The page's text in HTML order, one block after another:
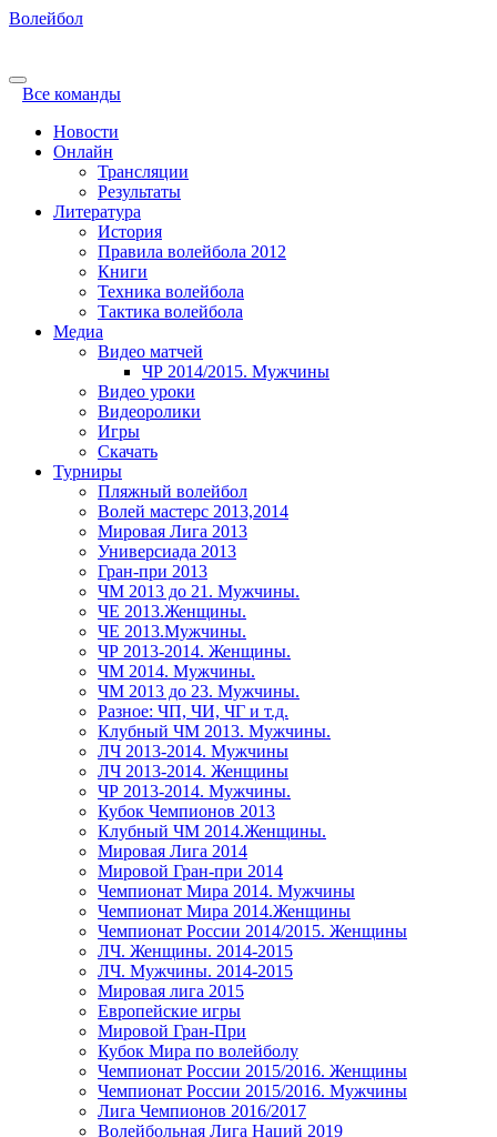
Волейбол
Все команды
Новости
Онлайн
Трансляции
Результаты
Литература
История
Правила волейбола 2012
Книги
Техника волейбола
Тактика волейбола
Медиа
Видео матчей
ЧР 2014/2015. Мужчины
Видео уроки
Видеоролики
Игры
Скачать
Турниры
Пляжный волейбол
Волей мастерс 2013,2014
Мировая Лига 2013
Универсиада 2013
Гран-при 2013
ЧМ 2013 до 21. Мужчины.
ЧЕ 2013.Женщины.
ЧЕ 2013.Мужчины.
ЧР 2013-2014. Женщины.
ЧМ 2014. Мужчины.
ЧМ 2013 до 23. Мужчины.
Разное: ЧП, ЧИ, ЧГ и т.д.
Клубный ЧМ 2013. Мужчины.
ЛЧ 2013-2014. Мужчины
ЛЧ 2013-2014. Женщины
ЧР 2013-2014. Мужчины.
Кубок Чемпионов 2013
Клубный ЧМ 2014.Женщины.
Мировая Лига 2014
Мировой Гран-при 2014
Чемпионат Мира 2014. Мужчины
Чемпионат Мира 2014.Женщины
Чемпионат России 2014/2015. Женщины
ЛЧ. Женщины. 2014-2015
ЛЧ. Мужчины. 2014-2015
Мировая лига 2015
Европейские игры
Мировой Гран-При
Кубок Мира по волейболу
Чемпионат России 2015/2016. Женщины
Чемпионат России 2015/2016. Мужчины
Лига Чемпионов 2016/2017
Волейбольная Лига Наций 2019